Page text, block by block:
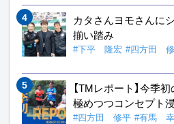
カタさんヨモさんに
揃い踏み
#下平 隆宏 #四方田
【TMレポート】今季
極めつつコンセプト
#四方田 修平 #有馬